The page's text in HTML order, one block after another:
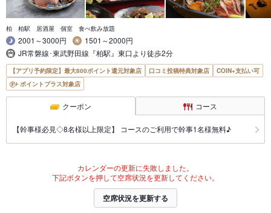
柏 柏駅 居酒屋 個室 食べ飲み放題
2001～3000円
1501～2000円
JR常磐線･東武野田線『柏駅』東口より徒歩2分
【アプリ予約限定】最大800ポイント還元対象店 口コミ投稿特典対象店
COIN+支払い可
ポイントプラス対象店
クーポン コース
【幹事様必見◇8名様以上限定】 コースのご利用で幹事1名様無料♪
カレンダーの更新に失敗しました。
下記ボタンを押して空席状況を更新してください。
空席状況を更新する